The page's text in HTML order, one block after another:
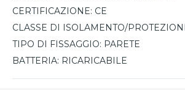
CERTIFICAZIONE: CE
CLASSE DI ISOLAMENTO/
TIPO DI FISSAGGIO: PARETE
BATTERIA: RICARICABILE